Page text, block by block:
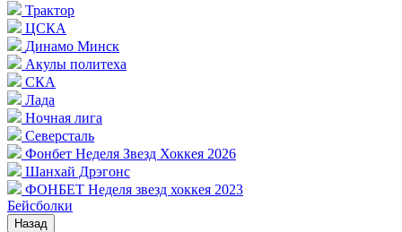
Трактор
ЦСКА
Динамо Минск
Акулы политеха
СКА
Лада
Ночная лига
Северсталь
Фонбет Неделя Звезд Хоккея 2026
Шанхай Дрэгонс
ФОНБЕТ Неделя звезд хоккея 2023
Бейсболки
Назад